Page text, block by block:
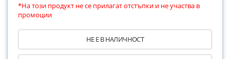
*На този продукт не се прилагат отстъпки и не участва в
промоции
НЕ Е В НАЛИЧНОСТ